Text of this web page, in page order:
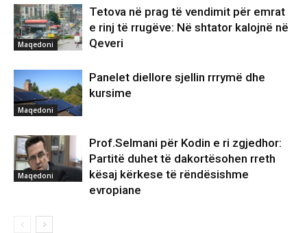
Maqedoni
Tetova në prag të vendimit për emrat
e rinj të rrugëve: Në shtator kalojnë në
Qeveri
Maqedoni
Panelet diellore sjellin rrrymë dhe
kursime
Maqedoni
Prof.Selmani për Kodin e ri zgjedhor:
Partitë duhet të dakortësohen rreth
kësaj kërkese të rëndësishme
evropiane